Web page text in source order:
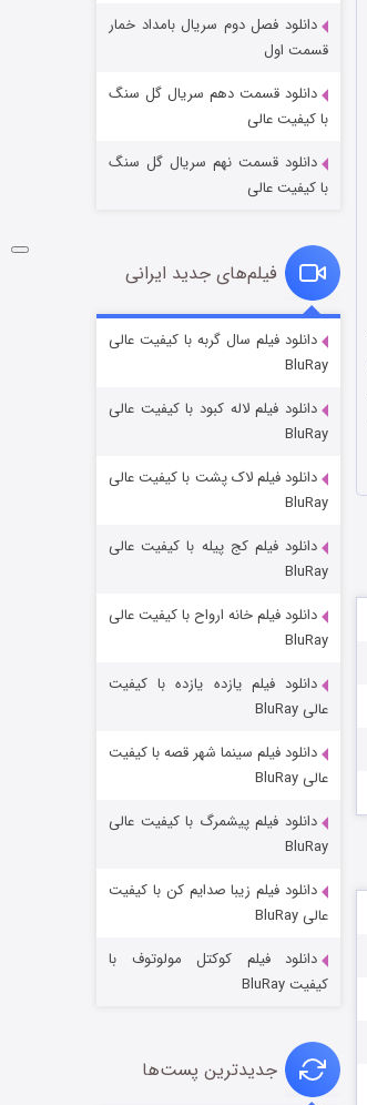
شکست استوارت در نجات جهان
قسمت ۷ (زیرنویس) منتشر شد
شوگر فصل ۲
قسمت
خاندان اژدها فصل ۳
جادوگری در مغولستان
دانلود فصل دوم سریال بامداد خمار
قسمت اول
دانلود قسمت دهم سریال گل سنگ
با کیفیت عالی
دانلود قسمت نهم سریال گل سنگ
با کیفیت عالی
فیلم‌های جدید ایرانی
دانلود فیلم سال گربه با کیفیت عالی
BluRay
دانلود فیلم لاله کبود با کیفیت عالی
BluRay
دانلود فیلم لاک پشت با کیفیت عالی
BluRay
دانلود فیلم کج‌ پیله با کیفیت عالی
BluRay
دانلود فیلم خانه ارواح با کیفیت عالی
BluRay
دانلود فیلم یازده یازده با کیفیت
عالی BluRay
دانلود فیلم سینما شهر قصه با کیفیت
عالی BluRay
دانلود فیلم پیشمرگ با کیفیت عالی
BluRay
دانلود فیلم زیبا صدایم کن با کیفیت
عالی BluRay
دانلود فیلم کوکتل مولوتوف با
کیفیت BluRay
جدیدترین پست‌ها